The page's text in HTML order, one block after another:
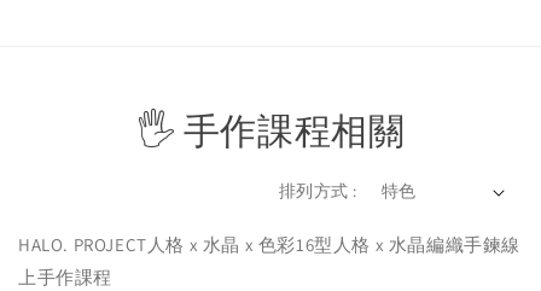
🖐️ 手作課程相關
排列方式 :
HALO. PROJECT人格 x 水晶 x 色彩16型人格 x 水晶編織手鍊線
上手作課程